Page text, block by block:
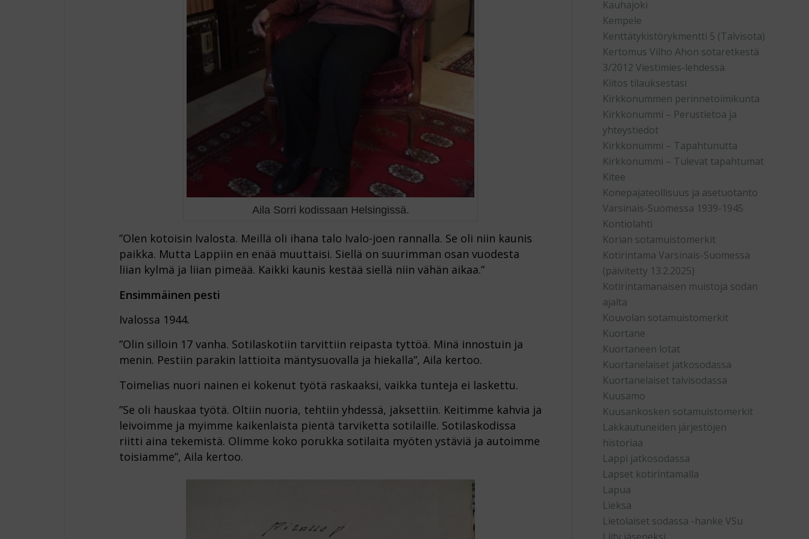
Aila Sorri kodissaan Helsingissä.
”Olen kotoisin Ivalosta. Meillä oli ihana talo Ivalo-joen rannalla. Se oli niin kaunis
paikka. Mutta Lappiin en enää muuttaisi. Siellä on suurimman osan vuodesta
liian kylmä ja liian pimeää. Kaikki kaunis kestää siellä niin vähän aikaa.”
Ensimmäinen pesti
Ivalossa 1944.
”Olin silloin 17 vanha. Sotilaskotiin tarvittiin reipasta tyttöä. Minä innostuin ja
menin. Pestiin parakin lattioita mäntysuovalla ja hiekalla”, Aila kertoo.
Toimelias nuori nainen ei kokenut työtä raskaaksi, vaikka tunteja ei laskettu.
”Se oli hauskaa työtä. Oltiin nuoria, tehtiin yhdessä, jaksettiin. Keitimme kahvia ja
leivoimme ja myimme kaikenlaista pientä tarviketta sotilaille. Sotilaskodissa
riitti aina tekemistä. Olimme koko porukka sotilaita myöten ystäviä ja autoimme
toisiamme”, Aila kertoo.
Kauhajoki
Kempele
Kenttätykistörykmentti 5 (Talvisota)
Kertomus Vilho Ahon sotaretkestä
3/2012 Viestimies-lehdessä
Kiitos tilauksestasi
Kirkkonummen perinnetoimikunta
Kirkkonummi – Perustietoa ja
yhteystiedot
Kirkkonummi – Tapahtunutta
Kirkkonummi – Tulevat tapahtumat
Kitee
Konepajateollisuus ja asetuotanto
Varsinais-Suomessa 1939-1945
Kontiolahti
Korian sotamuistomerkit
Kotirintama Varsinais-Suomessa
(päivitetty 13.2.2025)
Kotirintamanaisen muistoja sodan
ajalta
Kouvolan sotamuistomerkit
Kuortane
Kuortaneen lotat
Kuortanelaiset jatkosodassa
Kuortanelaiset talvisodassa
Kuusamo
Kuusankosken sotamuistomerkit
Lakkautuneiden järjestöjen
historiaa
Lappi jatkosodassa
Lapset kotirintamalla
Lapua
Lieksa
Lietolaiset sodassa -hanke VSu